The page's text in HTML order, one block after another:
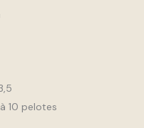
10 pelotes